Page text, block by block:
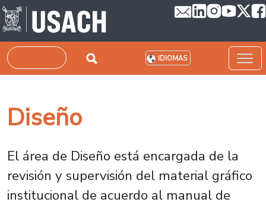
Pasar al contenido principal
Buscar IDIOMAS
Diseño
El área de Diseño está encargada de la
revisión y supervisión del material gráfico
institucional de acuerdo al manual de